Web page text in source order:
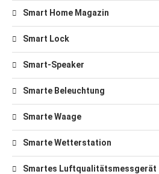
Smart Home Magazin
Smart Lock
Smart-Speaker
Smarte Beleuchtung
Smarte Waage
Smarte Wetterstation
Smartes Luftqualitätsmessgerät